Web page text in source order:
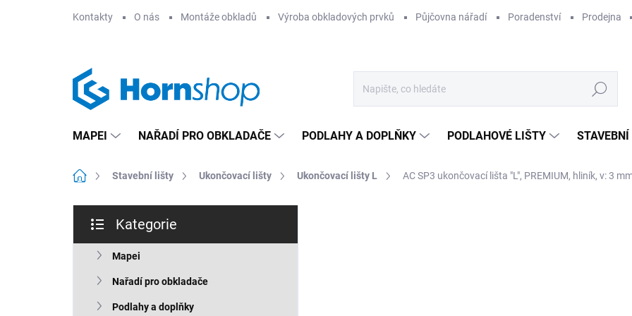
Kontakty O nás Montáže obkladů Výroba obkladových prvků Půjčovna nářadí Poradenství Prodejna
Hledat
MAPEI NAŘADÍ PRO OBKLADAČE PODLAHY A DOPLŇKY PODLAHOVÉ LIŠTY
Domů Stavební lišty Ukončovací lišty Ukončovací lišty L AC SP3 ukončovací lišta "L", PREMIUM, hliník, v: 3
s
kategorie
Kategorie
Mapei
Nařadí pro obkladače
Podlahy a doplňky